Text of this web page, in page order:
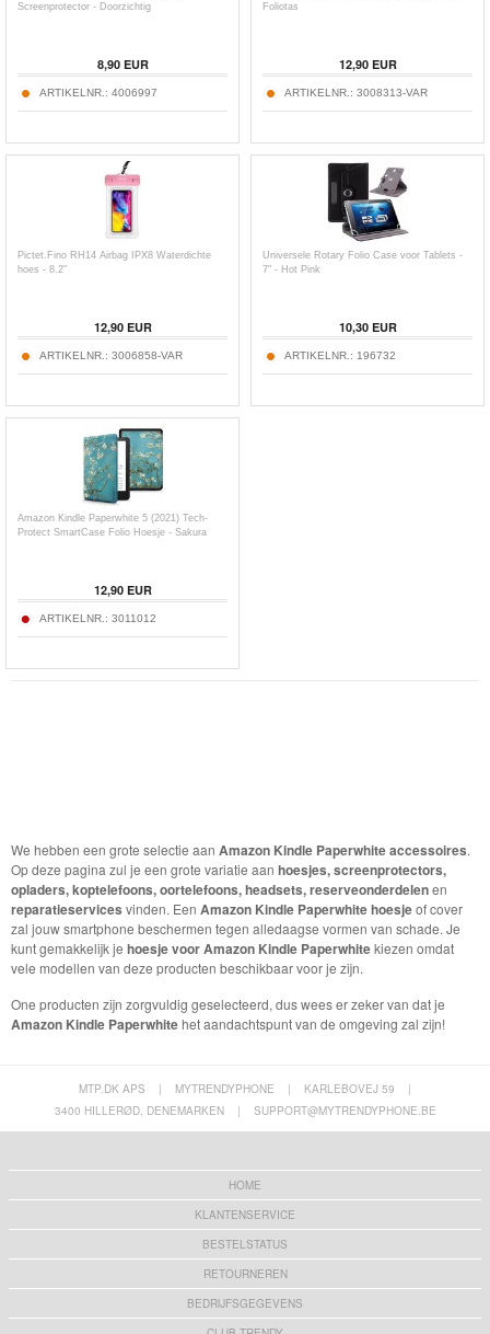
Screenprotector - Doorzichtig
8,90EUR
ARTIKELNR.: 4006997
Foliotas
12,90EUR
ARTIKELNR.: 3008313-VAR
Pictet.Fino RH14 Airbag IPX8 Waterdichte
hoes - 8.2"
12,90EUR
ARTIKELNR.: 3006858-VAR
Universele Rotary Folio Case voor Tablets -
7" - Hot Pink
10,30EUR
ARTIKELNR.: 196732
Amazon Kindle Paperwhite 5 (2021) Tech-
Protect SmartCase Folio Hoesje - Sakura
12,90EUR
ARTIKELNR.: 3011012
We hebben een grote selectie aan Amazon Kindle Paperwhite accessoires.
Op deze pagina zul je een grote variatie aan hoesjes, screenprotectors,
opladers, koptelefoons, oortelefoons, headsets, reserveonderdelenen
reparatieservices vinden. Een Amazon Kindle Paperwhite hoesjeof cover
zal jouw smartphone beschermen tegen alledaagse vormen van schade. Je
kunt gemakkelijk je hoesje voor Amazon Kindle Paperwhitekiezen omdat
vele modellen van deze producten beschikbaar voor je zijn.
One producten zijn zorgvuldig geselecteerd, dus wees er zeker van dat je
Amazon Kindle Paperwhitehet aandachtspunt van de omgeving zal zijn!
MTP.DK APS | MYTRENDYPHONE | KARLEBOVEJ 59
|
3400 HILLERØD, DENEMARKEN
| SUPPORT@MYTRENDYPHONE.BE
HOME
KLANTENSERVICE
BESTELSTATUS
RETOURNEREN
BEDRIJFSGEGEVENS